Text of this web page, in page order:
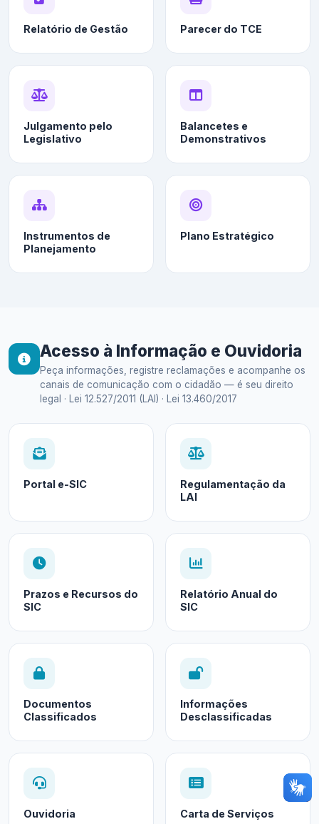
Relatório de Gestão Parecer do TCE
Julgamento pelo
Legislativo
Balancetes e
Demonstrativos
Instrumentos de
Planejamento
Plano Estratégico
Acesso à Informação e Ouvidoria
Peça informações, registre reclamações e acompanhe os
canais de comunicação com o cidadão — é seu direito
legal · Lei 12.527/2011 (LAI) · Lei 13.460/2017
Portal e-SIC
Regulamentação da
LAI
Prazos e Recursos do
SIC
Relatório Anual do
SIC
Documentos
Classificados
Informações
Desclassificadas
Ouvidoria Carta de Serviços